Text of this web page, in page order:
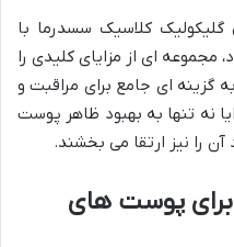
کلاسیک سسدرما با
مجموعه ای از مزایای کلیدی را
گزینه ای جامع برای مراقبت و
نه تنها به بهبود ظاهر پوست
را نیز ارتقا می بخشند.
برای پوست های